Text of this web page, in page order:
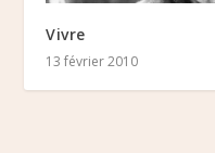
Vivre
13 février 2010